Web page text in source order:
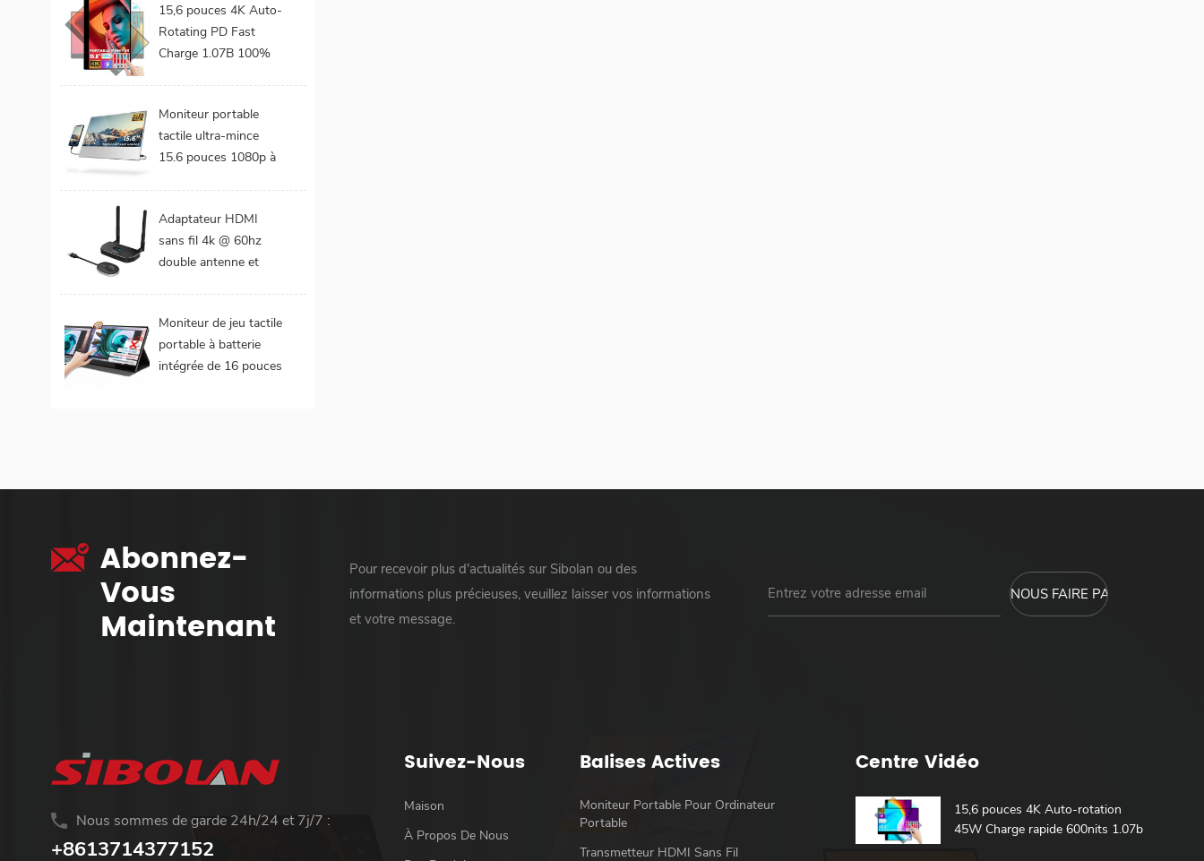
projecteur TV pour les
jeux 0 latence
15,6 pouces 4K Auto-
Rotating PD Fast
Charge 1.07B 100%
intégrée Moniteur
portable tactile pour
ordinateur portable
Moniteur portable
tactile ultra-mince
15.6 pouces 1080p à
Adaptateur HDMI
sans fil 4k @ 60hz
double antenne et
Moniteur de jeu tactile
portable à batterie
intégrée de 16 pouces
Abonnez-
Vous
Maintenant
Pour recevoir plus d'actualités sur Sibolan ou des
informations plus précieuses, veuillez laisser vos informations
et votre message.
Nous sommes de garde 24h/24 et 7j/7 :
+8613714377152
Suivez-Nous
Maison
À Propos De Nous
Balises Actives
Moniteur Portable Pour Ordinateur
Portable
Transmetteur HDMI Sans Fil
Centre Vidéo
15,6 pouces 4K Auto-rotation
45W Charge rapide 600nits 1.07b